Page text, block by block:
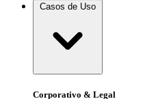
Casos de Uso
Corporativo & Legal